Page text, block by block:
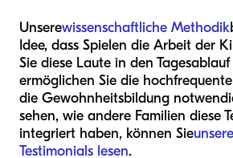
Unserewissenschaftliche Methodik
Idee, dass Spielen die Arbeit der
Sie diese Laute in den
ermöglichen Sie die
die Gewohnheitsbildung
sehen, wie andere Familien diese
integriert haben, können Sie
Testimonials lesen.